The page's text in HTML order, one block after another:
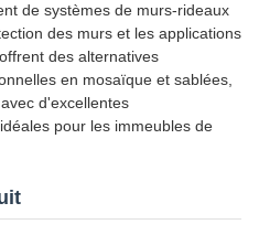
de systèmes de murs-rideaux
des murs et les applications
des alternatives
en mosaïque et sablées,
d'excellentes
pour les immeubles de